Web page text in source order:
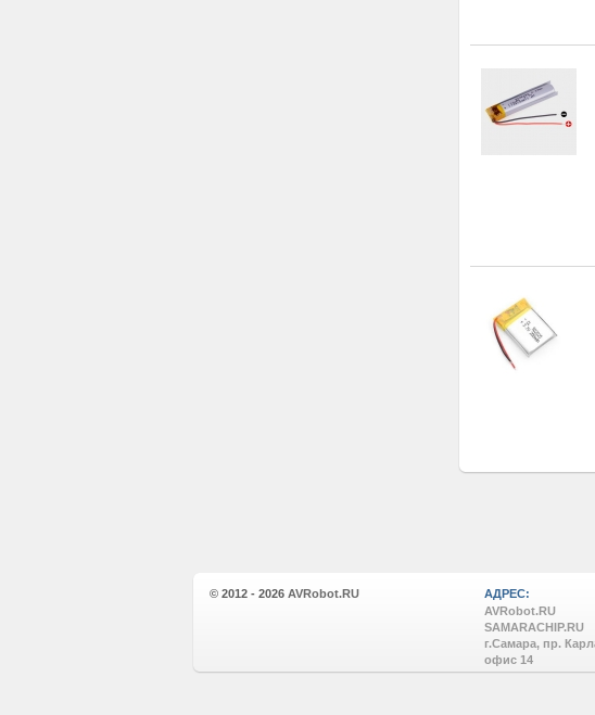
© 2012 - 2026 AVRobot.RU
АДРЕС:
AVRobot.RU
SAMARACHIP.RU
г.Самара, пр.
офис 14